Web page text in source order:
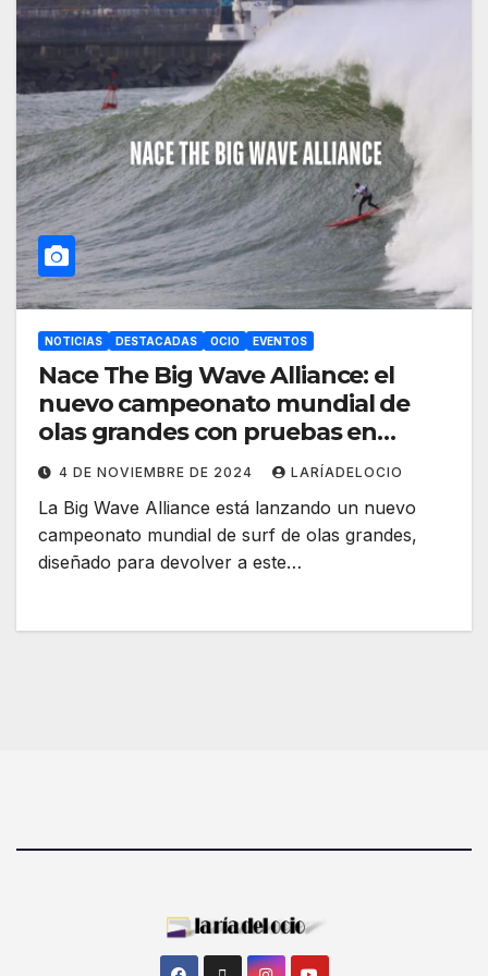
NOTICIAS DESTACADAS OCIO EVENTOS
Nace The Big Wave Alliance: el
nuevo campeonato mundial de
olas grandes con pruebas en
Euskadi y Cantabria
4 DE NOVIEMBRE DE 2024 LARÍADELOCIO
La Big Wave Alliance está lanzando un nuevo
campeonato mundial de surf de olas grandes,
diseñado para devolver a este…